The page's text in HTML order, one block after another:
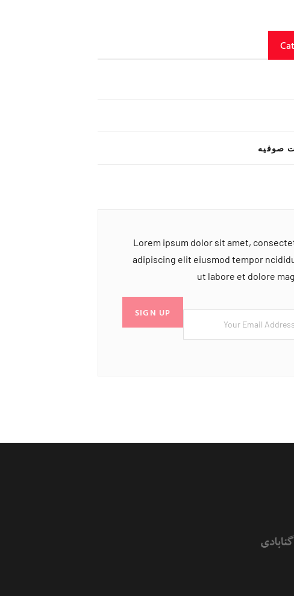
صوفیه
Lorem ipsum dolor sit amet,
adipiscing elit eiusmod tempor
ut labore et dolore
SIGN UP